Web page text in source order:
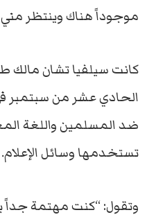
موجوداً هناك وينتظر مني
كانت سيلفيا تشان مالك
الحادي عشر من سبتمبر
ضد المسلمين واللغة
تستخدمها وسائل الإعلام.
وتقول: “كنت مهتمة